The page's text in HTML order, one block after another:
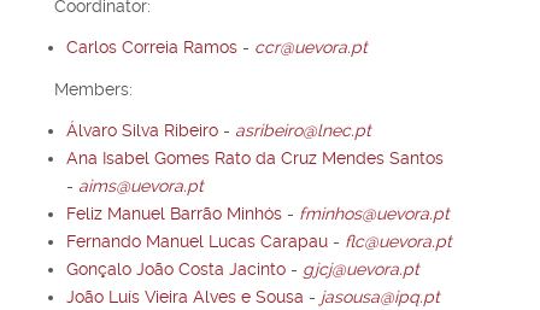
Coordinator:
Carlos Correia Ramos - ccr@uevora.pt
Members:
Álvaro Silva Ribeiro - asribeiro@lnec.pt
Ana Isabel Gomes Rato da Cruz Mendes Santos
- aims@uevora.pt
Feliz Manuel Barrão Minhós - fminhos@uevora.pt
Fernando Manuel Lucas Carapau - flc@uevora.pt
Gonçalo João Costa Jacinto - gjcj@uevora.pt
João Luís Vieira Alves e Sousa - jasousa@ipq.pt